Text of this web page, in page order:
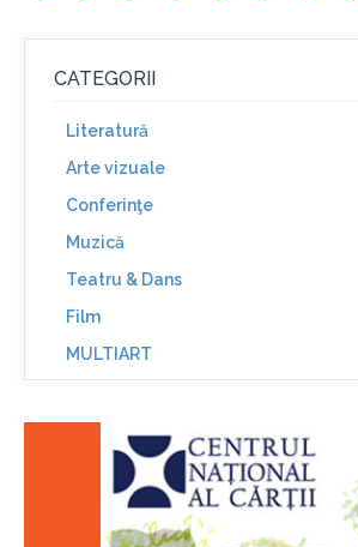
CATEGORII
Literatură
Arte vizuale
Conferinţe
Muzică
Teatru & Dans
Film
MULTIART